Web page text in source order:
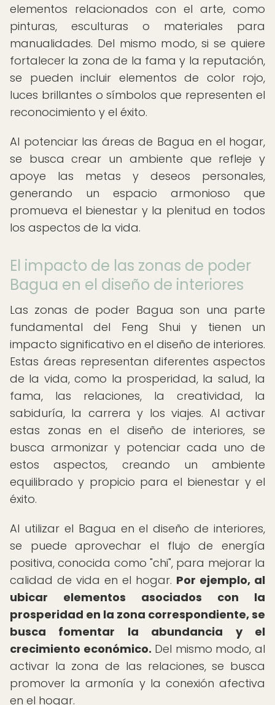
elementos relacionados con el arte, como
pinturas, esculturas o materiales para
manualidades. Del mismo modo, si se quiere
fortalecer la zona de la fama y la reputación,
se pueden incluir elementos de color rojo,
luces brillantes o símbolos que representen el
reconocimiento y el éxito.
Al potenciar las áreas de Bagua en el hogar,
se busca crear un ambiente que refleje y
apoye las metas y deseos personales,
generando un espacio armonioso que
promueva el bienestar y la plenitud en todos
los aspectos de la vida.
El impacto de las zonas de poder
Bagua en el diseño de interiores
Las zonas de poder Bagua son una parte
fundamental del Feng Shui y tienen un
impacto significativo en el diseño de interiores.
Estas áreas representan diferentes aspectos
de la vida, como la prosperidad, la salud, la
fama, las relaciones, la creatividad, la
sabiduría, la carrera y los viajes. Al activar
estas zonas en el diseño de interiores, se
busca armonizar y potenciar cada uno de
estos aspectos, creando un ambiente
equilibrado y propicio para el bienestar y el
éxito.
Al utilizar el Bagua en el diseño de interiores,
se puede aprovechar el flujo de energía
positiva, conocida como "chi", para mejorar la
calidad de vida en el hogar. Por ejemplo, al
ubicar elementos asociados con la
prosperidad en la zona correspondiente, se
busca fomentar la abundancia y el
crecimiento económico. Del mismo modo, al
activar la zona de las relaciones, se busca
promover la armonía y la conexión afectiva
en el hogar.